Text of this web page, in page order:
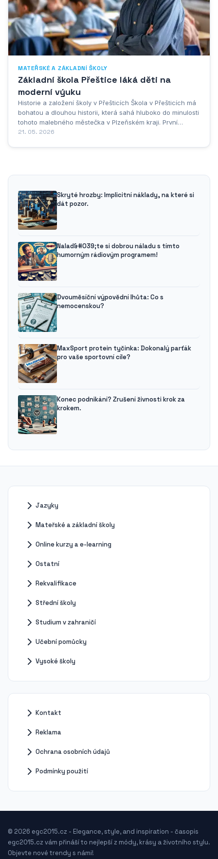
MATEŘSKÉ A ZÁKLADNÍ ŠKOLY
Základní škola Přeštice láká děti na
moderní výuku
Historie a založení školy v Přešticích Škola v Přešticích má
bohatou a dlouhou historii, která sahá hluboko do minulosti
tohoto malebného městečka v Plzeňském kraji. První
zmínky o organizovaném vzdělávání dětí v Přešticích se
21. 05. 2026
Skryté hrozby: Implicitní náklady, na které si
dát pozor.
Nalad&#039;te si dobrou náladu s tímto
humorným rádiovým programem!
Dvouměsíční výpovědní lhůta: Co s
nemocenskou?
MaxSport protein tyčinka: Dokonalý parťák
pro vaše sportovní cíle?
Konec podnikání? Zrušení živnosti krok za
krokem.
Jazyky
Mateřské a základní školy
Online kurzy a e-learning
Ostatní
Rekvalifikace
Střední školy
Studium v zahraničí
Učební pomůcky
Vysoké školy
Kontakt
Reklama
Ochrana osobních údajů
Podmínky použití
© 2026 egc2015.cz - Elegance, style, and inspiration - časopis
egc2015.cz vám přináší to nejlepší z módy, krásy a životního stylu.
Objevte nové trendy s námi!